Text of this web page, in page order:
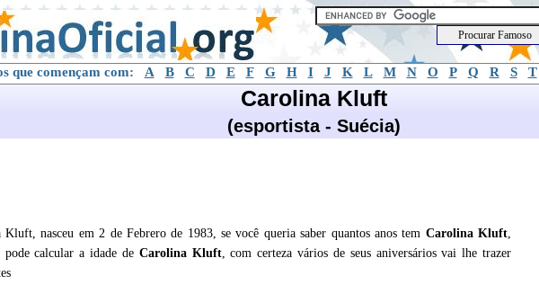
que començam com: A B C D E F G H I J K L M N O P Q R S T
Carolina Kluft
(esportista - Suécia)
Kluft, nasceu em 2 de Febrero de 1983, se você queria saber quantos anos tem Carolina Kluft,
pode calcular a idade de Carolina Kluft, com certeza vários de seus aniversários vai lhe trazer